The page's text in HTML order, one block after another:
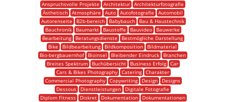
Anspruchsvolle Projekte
Architektur
Architekturfotografie
Ästhetisch
Atmosphäre Auto Autofotografie
Automobil
Autorenseite
B2b-bereich Babybauch
Bau & Haustechnik
Bauchronik
Baumarkt Baustoffe Bauvideo
Bauwerke
Bearbeitung
Beratungsdienste
Bestmögliche Darstellung
Bike
Bildbearbeitung Bildkomposition
Bildmaterial
Bio-bergbauernhof
Bioinsel Bleibender Eindruck
Branchen
Breites Spektrum
Buchübersicht Business Erfolg Car
Cars & Bikes Photography
Catering
Charakter
Commercial Photography
Copywriting Design
Designs
Dessous
Dienstleistungen
Digitale Fotografie
Diplom Fitness
Diskret Dokumentation
Dokumentationen